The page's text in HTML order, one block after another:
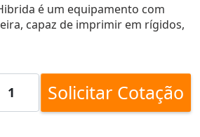
é um equipamento com
capaz de imprimir em rígidos,
Solicitar Cotação